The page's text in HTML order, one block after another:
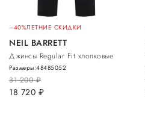
–40%ЛЕТНИЕ СКИДКИ
NEIL BARRETT
Джинсы Regular Fit хлопковые
31 200руб.
18 720 руб.
Размеры:48485052